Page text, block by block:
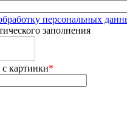
персональных
заполнения
картинки*